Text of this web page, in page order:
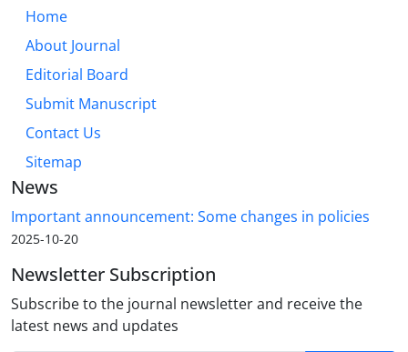
Home
About Journal
Editorial Board
Submit Manuscript
Contact Us
Sitemap
News
Important announcement: Some changes in policies
2025-10-20
Newsletter Subscription
Subscribe to the journal newsletter and receive the
latest news and updates